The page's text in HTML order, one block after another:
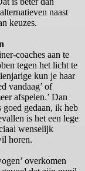
naast
keuzes.
coaches aan te
tegen het licht te
kun je haar
vandaag’ of
afspelen.’ Dan
goed gedaan, ik heb
is het een lege
wenselijk
horen.
overkomen